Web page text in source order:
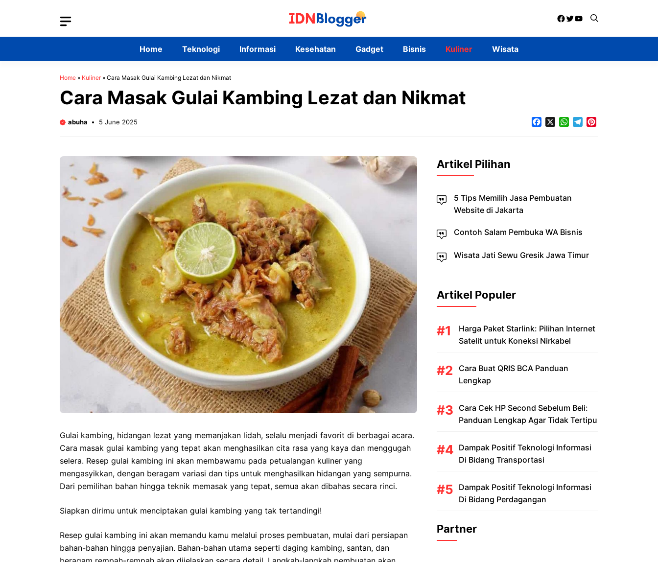
Facebook
Twitter
YouTube
Home Teknologi Informasi Kesehatan Gadget Bisnis Kuliner Wisata
Home » Kuliner» Cara Masak Gulai Kambing Lezat dan Nikmat
Cara Masak Gulai Kambing Lezat dan Nikmat
abuha 5 June 2025 FacebookWhatsApp
Telegram
Gulai kambing, hidangan lezat yang memanjakan lidah, selalu menjadi favorit di berbagai acara.
Cara masak gulai kambing yang tepat akan menghasilkan cita rasa yang kaya dan menggugah
selera. Resep gulai kambing ini akan membawamu pada petualangan kuliner yang
mengasyikkan, dengan beragam variasi dan tips untuk menghasilkan hidangan yang sempurna.
Dari pemilihan bahan hingga teknik memasak yang tepat, semua akan dibahas secara rinci.
Siapkan dirimu untuk menciptakan gulai kambing yang tak tertandingi!
Resep gulai kambing ini akan memandu kamu melalui proses pembuatan, mulai dari persiapan
bahan-bahan hingga penyajian. Bahan-bahan utama seperti daging kambing, santan, dan
Artikel Pilihan
5 Tips Memilih Jasa Pembuatan
Website di Jakarta
Contoh Salam Pembuka WA Bisnis
Wisata Jati Sewu Gresik Jawa Timur
Artikel Populer
Harga Paket Starlink: Pilihan Internet
Satelit untuk Koneksi Nirkabel
Cara Buat QRIS BCA Panduan
Lengkap
Cara Cek HP Second Sebelum Beli:
Panduan Lengkap Agar Tidak Tertipu
Dampak Positif Teknologi Informasi
Di Bidang Transportasi
Dampak Positif Teknologi Informasi
Di Bidang Perdagangan
Partner